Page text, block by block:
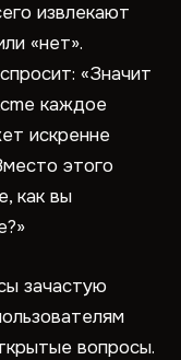
извлекают
«нет».
«Значит
каждое
искренне
этого
как вы
зачастую
вопросы.